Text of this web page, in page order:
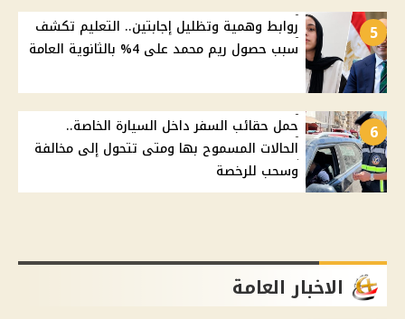
5
روابط وهمية وتظليل إجابتين.. التعليم تكشف
سبب حصول ريم محمد على 4% بالثانوية العامة
6
حمل حقائب السفر داخل السيارة الخاصة..
الحالات المسموح بها ومتى تتحول إلى مخالفة
وسحب للرخصة
الاخبار العامة